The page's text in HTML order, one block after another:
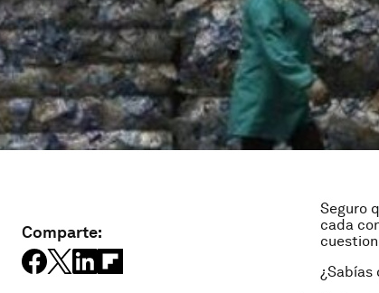
Comparte:
Seguro
cada
¿Sabías